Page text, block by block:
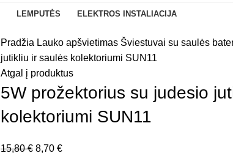
LEMPUTĖS ELEKTROS INSTALIACIJA
Pradžia Lauko apšvietimas Šviestuvai su saulės
jutikliu ir saulės kolektoriumi SUN11
Atgal į produktus
5W prožektorius su judesio
kolektoriumi SUN11
15,80€ 8,70 €